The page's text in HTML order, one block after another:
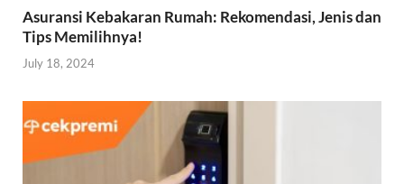
Asuransi Kebakaran Rumah: Rekomendasi, Jenis dan
Tips Memilihnya!
July 18, 2024